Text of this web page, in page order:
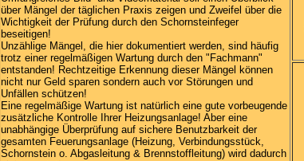
über Mängel der täglichen Praxis zeigen und Zweifel über die
Wichtigkeit der Prüfung durch den Schornsteinfeger
beseitigen!
Unzählige Mängel, die hier dokumentiert werden, sind häufig
trotz einer regelmäßigen Wartung durch den "Fachmann"
entstanden! Rechtzeitige Erkennung dieser Mängel können
nicht nur Geld sparen sondern auch vor Störungen und
Unfällen schützen!
Eine regelmäßige Wartung ist natürlich eine gute vorbeugende
zusätzliche Kontrolle Ihrer Heizungsanlage! Aber eine
unabhängige Überprüfung auf sichere Benutzbarkeit der
gesamten Feuerungsanlage (Heizung, Verbindungsstück,
Schornstein o. Abgasleitung & Brennstoffleitung) wird dadurch